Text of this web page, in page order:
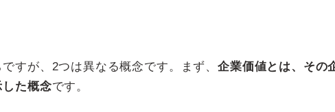
すが、2つは異なる概念です。まず、企業価値とは、その
した概念です。